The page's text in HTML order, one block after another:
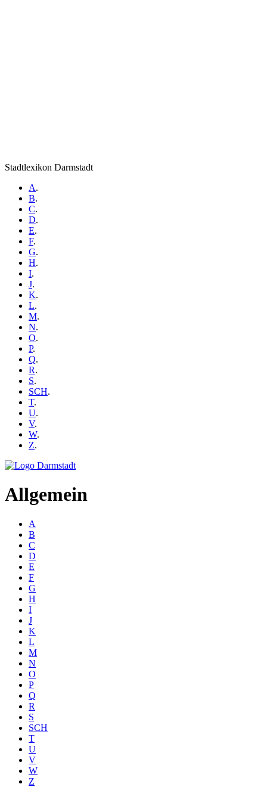
Stadtlexikon Darmstadt
A.
B.
C.
D.
E.
F.
G.
H.
I.
J.
K.
L.
M.
N.
O.
P.
Q.
R.
S.
SCH.
T.
U.
V.
W.
Z.
Allgemein
A
B
C
D
E
F
G
H
I
J
K
L
M
N
O
P
Q
R
S
SCH
T
U
V
W
Z